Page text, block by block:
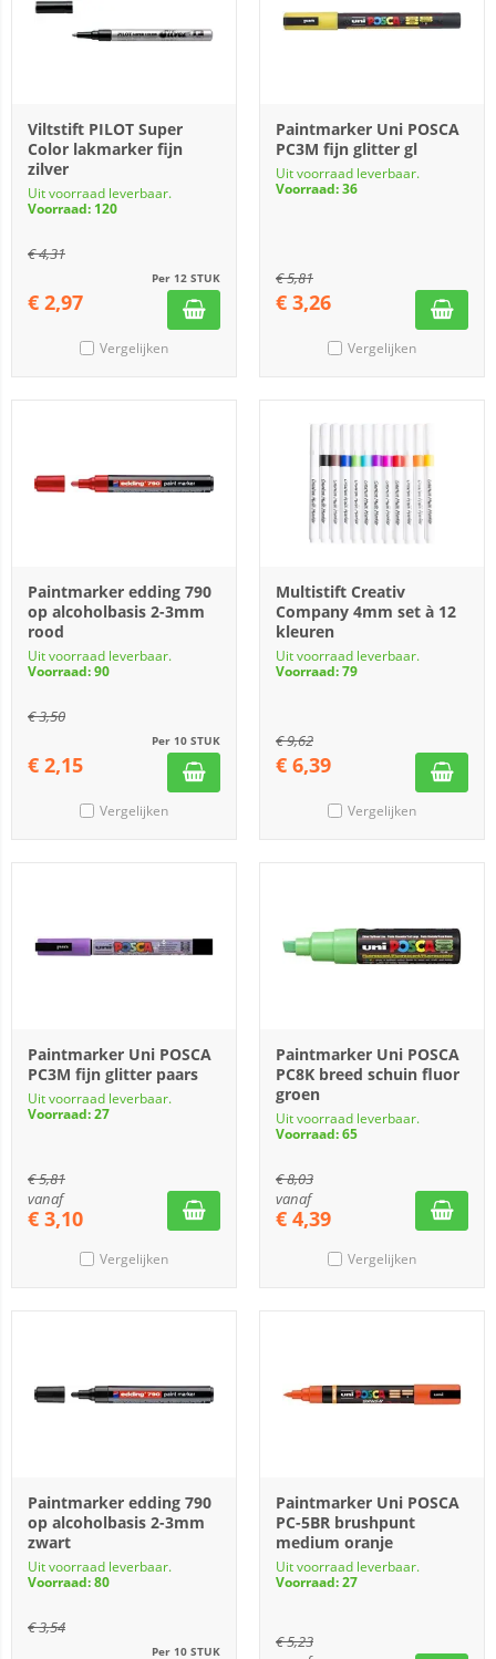
Viltstift PILOT Super
Color lakmarker fijn
zilver
Uit voorraad leverbaar.
Voorraad: 120
€4,31
Per 12 STUK
€ 2,97
Vergelijken
Paintmarker Uni POSCA
PC3M fijn glitter gl
Uit voorraad leverbaar.
Voorraad: 36
€5,81
€ 3,26
Vergelijken
Paintmarker edding 790
op alcoholbasis 2-3mm
rood
Uit voorraad leverbaar.
Voorraad: 90
€3,50
Per 10 STUK
€ 2,15
Vergelijken
Multistift Creativ
Company 4mm set à 12
kleuren
Uit voorraad leverbaar.
Voorraad: 79
€9,62
€ 6,39
Vergelijken
Paintmarker Uni POSCA
PC3M fijn glitter paars
Uit voorraad leverbaar.
Voorraad: 27
€5,81
vanaf
€ 3,10
Vergelijken
Paintmarker Uni POSCA
PC8K breed schuin fluor
groen
Uit voorraad leverbaar.
Voorraad: 65
€8,03
vanaf
€ 4,39
Vergelijken
Paintmarker edding 790
op alcoholbasis 2-3mm
zwart
Uit voorraad leverbaar.
Voorraad: 80
€3,54
Per 10 STUK
Paintmarker Uni POSCA
PC-5BR brushpunt
medium oranje
Uit voorraad leverbaar.
Voorraad: 27
€5,23